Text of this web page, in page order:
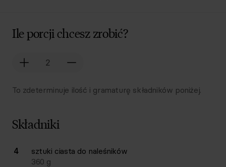
Ile porcji chcesz zrobić?
To zdeterminuje ilość i gramaturę składników poniżej.
Składniki
Lista składników przepisu z ilościami i wagami
IlośćSkładnik
4 sztuki ciasta do naleśników
360 g